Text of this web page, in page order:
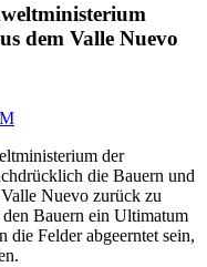
dem Valle Nuevo
der
die Bauern und
Nuevo zurück zu
Bauern ein Ultimatum
die Felder abgeerntet sein,